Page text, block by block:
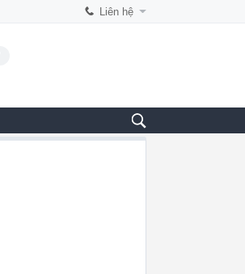
Liên hệ